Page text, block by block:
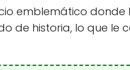
emblemático
historia, lo que le